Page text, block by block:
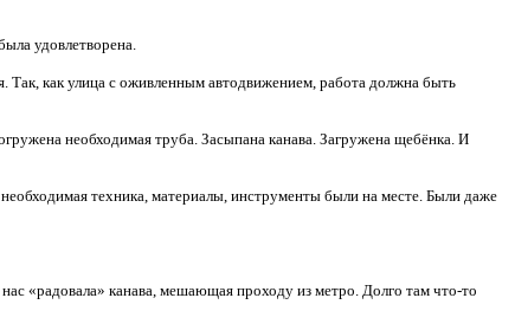
удовлетворена.
Так, как улица с оживленным автодвижением, работа должна быть
необходимая труба. Засыпана канава. Загружена щебёнка. И
техника, материалы, инструменты были на месте. Были даже
«радовала» канава, мешающая проходу из метро. Долго там что-то